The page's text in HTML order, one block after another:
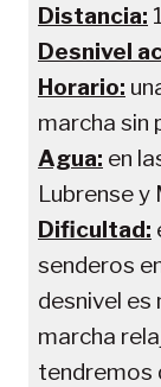
Distancia:
Desnivel
Horario:
marcha sin
Agua: en
Lubrense y
Dificultad:
senderos
desnivel es
marcha
tendremos